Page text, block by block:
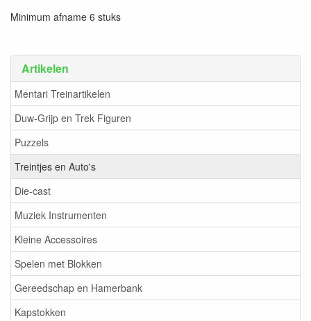
Artikelen
Mentari Treinartikelen
Duw-Grijp en Trek Figuren
Puzzels
Treintjes en Auto's
Die-cast
Muziek Instrumenten
Kleine Accessoires
Spelen met Blokken
Gereedschap en Hamerbank
Kapstokken
Minimum afname 6 stuks